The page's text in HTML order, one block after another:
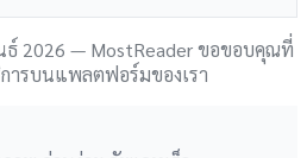
2026 — MostReader ขอขอบคุณที่
การบนแพลตฟอร์มของเรา